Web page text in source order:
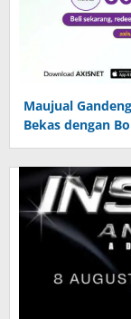
Maujual
Bekas dengan